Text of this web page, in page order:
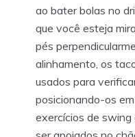
ao bater bolas no
que você esteja
pés
alinhamento, os
usados para
posicionando-os
exercícios de